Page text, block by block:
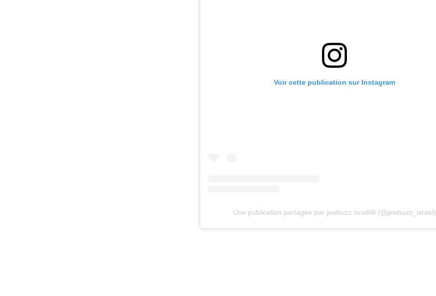
Voir cette publication sur Instagram
Une publication partagée par jewbuzz israël® (@jewbuzz_israel)